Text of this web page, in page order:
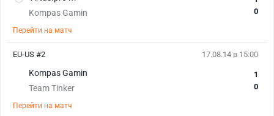
Kompas Gamin
0
Перейти на матч
17.08.14 в 15:00
Kompas Gamin
Team Tinker
1
0
Перейти на матч
EU-US #2